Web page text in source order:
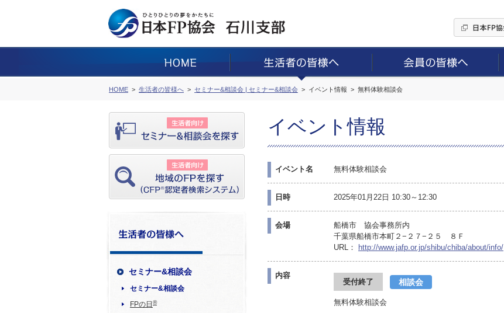
HOME 生活者の皆様へ セミナー&相談会 | セミナー&相談会 イベント情報 無料体験相談会
セミナー&相談会
セミナー&相談会
FPの日 ®
イベント情報
イベント名 無料体験相談会
日時 2025年01月22日 10:30～12:30
会場
船橋市 協会事務所内
千葉県船橋市本町２−２７−２５ ８Ｆ
URL：
http://www.jafp.or.jp/shibu/chiba/about/info/
内容
受付終了 相談会
無料体験相談会